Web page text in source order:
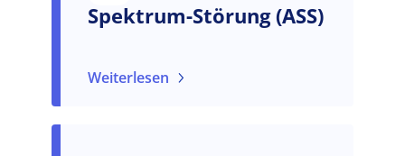
Spektrum-Störung (ASS)
Weiterlesen